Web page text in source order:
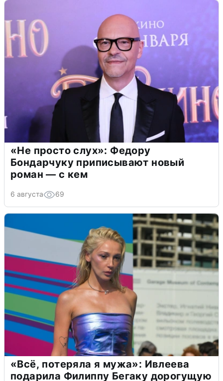
«Не просто слух»: Федору
Бондарчуку приписывают новый
роман — с кем
6 августа 69
«Всё, потеряла я мужа»: Ивлеева
подарила Филиппу Бегаку дорогущую